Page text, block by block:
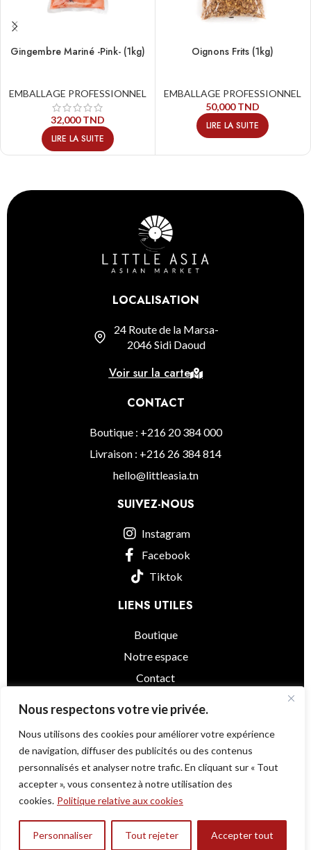
Nous respectons votre vie privée.
Nous utilisons des cookies pour améliorer votre expérience
de navigation, diffuser des publicités ou des contenus
personnalisés et analyser notre trafic. En cliquant sur « Tout
accepter », vous consentez à notre utilisation des
cookies. Politique relative aux cookies
Personnaliser Tout rejeter Accepter tout
Gingembre Mariné -Pink- (1kg)
EMBALLAGE PROFESSIONNEL
32,000TND
LIRE LA SUITE
Oignons Frits (1kg)
EMBALLAGE PROFESSIONNEL
50,000TND
LIRE LA SUITE
LOCALISATION
24 Route de la Marsa-
2046 Sidi Daoud
Voir sur la carte
CONTACT
Boutique : +216 20 384 000
Livraison : +216 26 384 814
hello@littleasia.tn
SUIVEZ-NOUS
Instagram
Facebook
Tiktok
LIENS UTILES
Boutique
Notre espace
Contact
Little Asia© 2025 - Powered by@as.agency
Cooking Seasoning-
480,000 TND
Rupture
de
0
Une question ?